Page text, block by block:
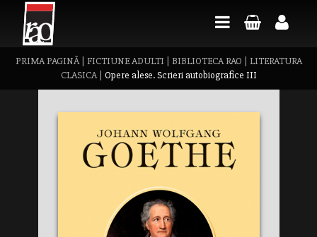
PRIMA PAGINĂ| FICTIUNE ADULTI BIBLIOTECA RAO
LITERATURA
CLASICA| Opere alese. Scrieri autobiografice III